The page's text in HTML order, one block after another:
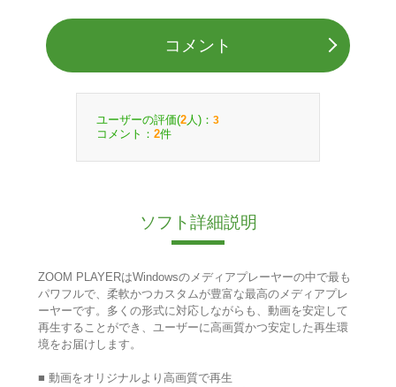
コメント
ユーザーの評価(2 人)： 3
コメント： 2件
ソフト詳細説明
ZOOM PLAYERはWindowsのメディアプレーヤーの中で最も
パワフルで、柔軟かつカスタムが豊富な最高のメディアプレ
ーヤーです。多くの形式に対応しながらも、動画を安定して
再生することができ、ユーザーに高画質かつ安定した再生環
境をお届けします。
■ 動画をオリジナルより高画質で再生